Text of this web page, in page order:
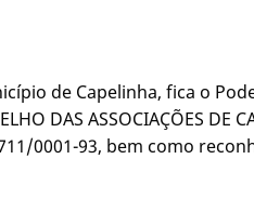
de Capelinha, fica o
DAS ASSOCIAÇÕES DE
0001-93, bem como